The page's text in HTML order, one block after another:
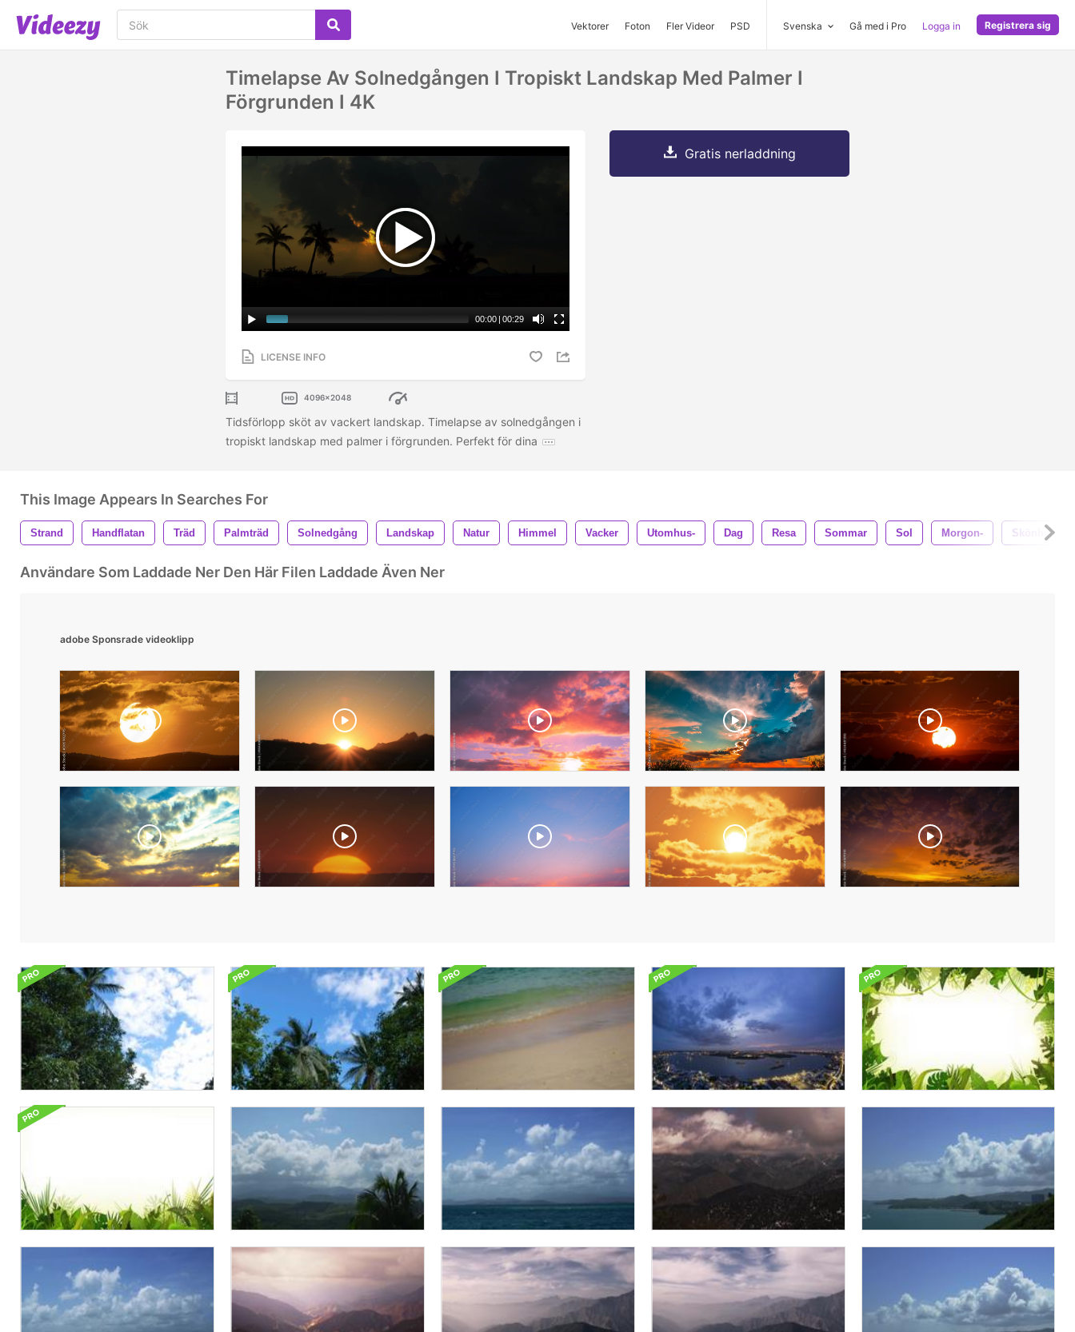
Vektorer Foton Fler Videor PSD Svenska Gå med i Pro Logga in Registrera sig
Timelapse Av Solnedgången I Tropiskt Landskap Med Palmer I
Förgrunden I 4K
00:00 | 00:29
LICENSE INFO
4096x2048
Tidsförlopp sköt av vackert landskap. Timelapse av solnedgången i
tropiskt landskap med palmer i förgrunden. Perfekt för dina
Gratis nerladdning
This Image Appears In Searches For
Strand Handflatan Träd Palmträd Solnedgång Landskap Natur Himmel Vacker Utomhus- Dag Resa Sommar Sol Morgon- Skönhet
Användare Som Laddade Ner Den Här Filen Laddade Även Ner
adobe Sponsrade videoklipp